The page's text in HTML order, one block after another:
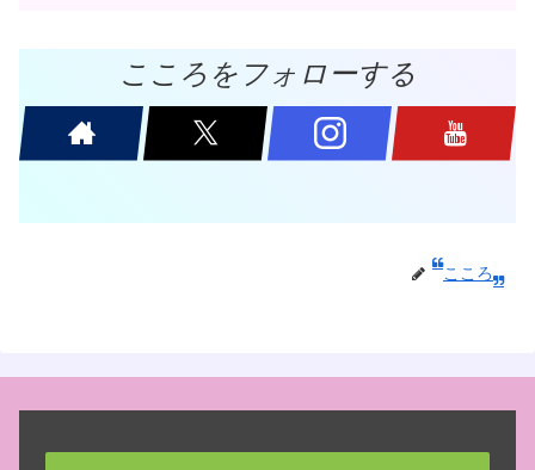
こころをフォローする
こころ